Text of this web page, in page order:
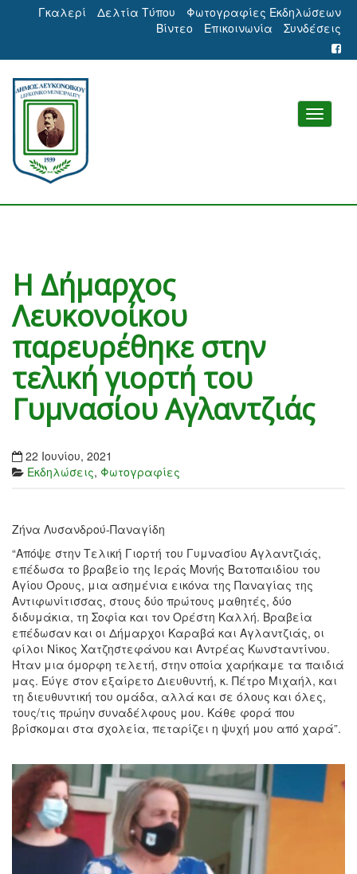
Γκαλερί Δελτία Τύπου
Φωτογραφίες Εκδηλώσεων
Βίντεο
Επικοινωνία Συνδέσεις
Η Δήμαρχος
Λευκονοίκου
παρευρέθηκε στην
τελική γιορτή του
Γυμνασίου Αγλαντζιάς
22 Ιουνίου, 2021
Εκδηλώσεις, Φωτογραφίες
Ζήνα Λυσανδρού-Παναγίδη
“Απόψε στην Τελική Γιορτή του Γυμνασίου Αγλαντζιάς,
επέδωσα το βραβείο της Ιεράς Μονής Βατοπαιδίου του
Αγίου Όρους, μια ασημένια εικόνα της Παναγίας της
Αντιφωνίτισσας, στους δύο πρώτους μαθητές, δύο
διδυμάκια, τη Σοφία και τον Ορέστη Καλλή. Βραβεία
επέδωσαν και οι Δήμαρχοι Καραβά και Αγλαντζιάς, οι
φίλοι Νίκος Χατζηστεφάνου και Αντρέας Κωνσταντίνου.
Ήταν μια όμορφη τελετή, στην οποία χαρήκαμε τα παιδιά
μας. Εύγε στον εξαίρετο Διευθυντή, κ. Πέτρο Μιχαήλ, και
τη διευθυντική του ομάδα, αλλά και σε όλους και όλες,
τους/τις πρώην συναδέλφους μου. Κάθε φορά που
βρίσκομαι στα σχολεία, πεταρίζει η ψυχή μου από χαρά”.